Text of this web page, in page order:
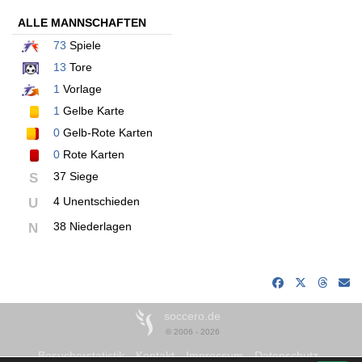
ALLE MANNSCHAFTEN
73 Spiele
13 Tore
1 Vorlage
1 Gelbe Karte
0 Gelb-Rote Karten
0 Rote Karten
S 37 Siege
U 4 Unentschieden
N 38 Niederlagen
soccero.de
© 2006 - 2026
Besucherstatistik Kontakt Impressum Datenschutz